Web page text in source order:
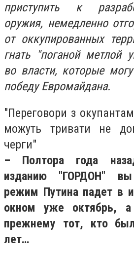
приступить к
оружия, немедленно
от оккупированных
гнать "поганой метлой
во власти, которые
победу Евромайдана.
"Переговори з
можуть тривати не
черги"
– Полтора года
изданию "ГОРДОН"
режим Путина падет в
окном уже октябрь,
прежнему тот, кто
лет…